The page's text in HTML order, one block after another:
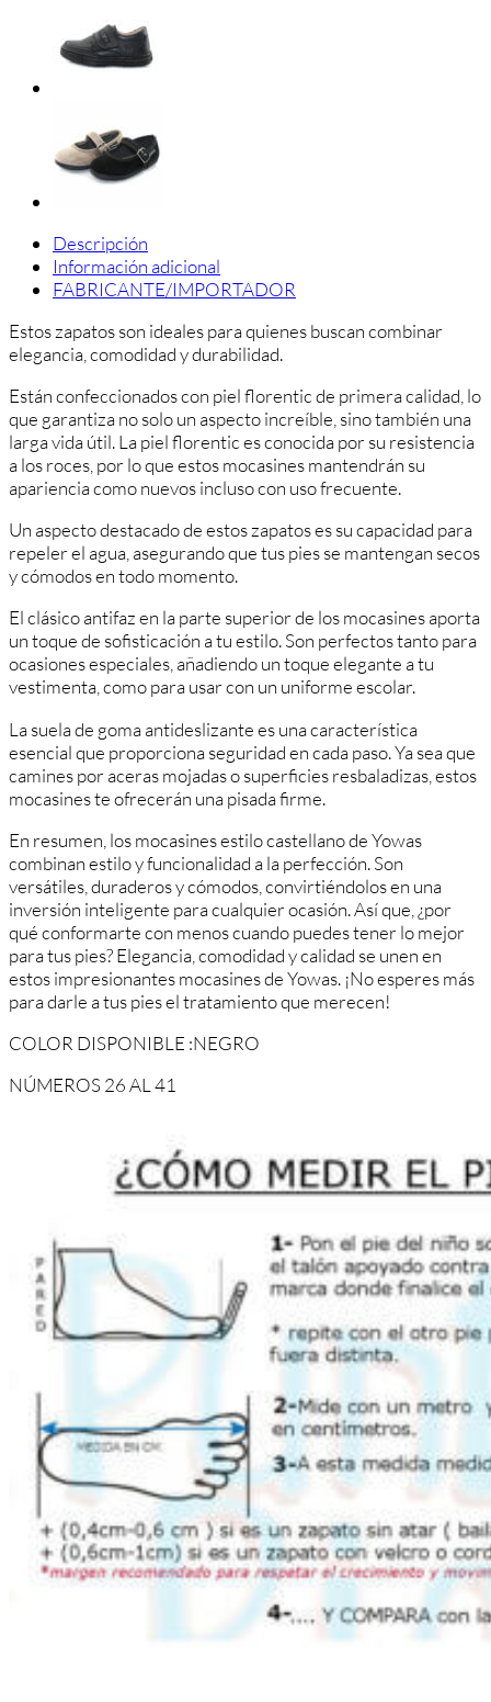
Pala
Clásica
cantidad
Descripción
Información adicional
FABRICANTE/IMPORTADOR
Estos zapatos son ideales para quienes buscan combinar
elegancia, comodidad y durabilidad.
Están confeccionados con piel florentic de primera calidad, lo
que garantiza no solo un aspecto increíble, sino también una
larga vida útil. La piel florentic es conocida por su resistencia
a los roces, por lo que estos mocasines mantendrán su
apariencia como nuevos incluso con uso frecuente.
Un aspecto destacado de estos zapatos es su capacidad para
repeler el agua, asegurando que tus pies se mantengan secos
y cómodos en todo momento.
El clásico antifaz en la parte superior de los mocasines aporta
un toque de sofisticación a tu estilo. Son perfectos tanto para
ocasiones especiales, añadiendo un toque elegante a tu
vestimenta, como para usar con un uniforme escolar.
La suela de goma antideslizante es una característica
esencial que proporciona seguridad en cada paso. Ya sea que
camines por aceras mojadas o superficies resbaladizas, estos
mocasines te ofrecerán una pisada firme.
En resumen, los mocasines estilo castellano de Yowas
combinan estilo y funcionalidad a la perfección. Son
versátiles, duraderos y cómodos, convirtiéndolos en una
inversión inteligente para cualquier ocasión. Así que, ¿por
qué conformarte con menos cuando puedes tener lo mejor
para tus pies? Elegancia, comodidad y calidad se unen en
estos impresionantes mocasines de Yowas. ¡No esperes más
para darle a tus pies el tratamiento que merecen!
COLOR DISPONIBLE :NEGRO
NÚMEROS 26 AL 41